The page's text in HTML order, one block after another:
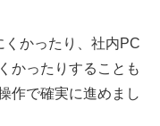
くかったり、社内PC
かったりすることも
作で確実に進めまし